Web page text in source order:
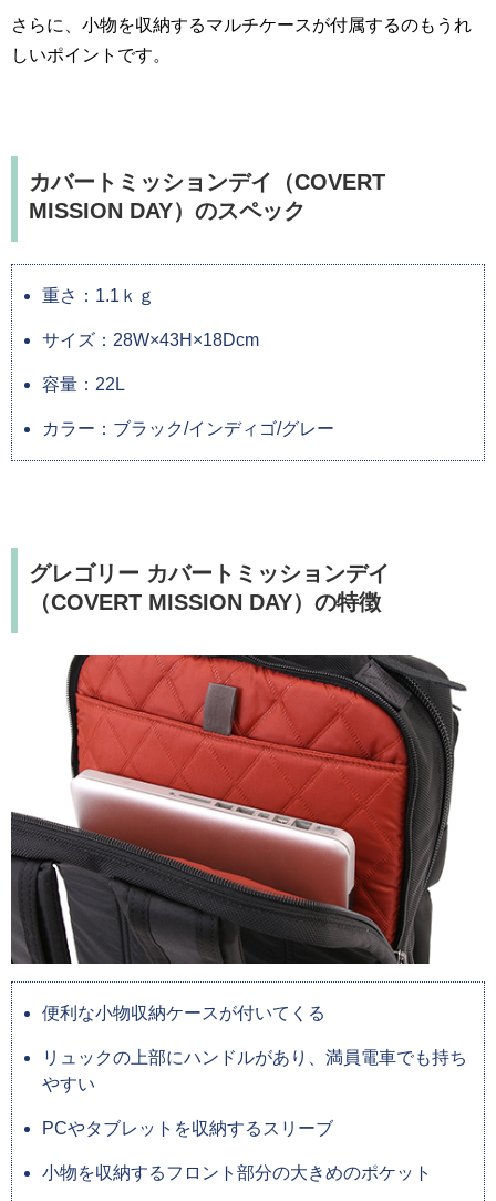
さらに、小物を収納するマルチケースが付属するのもうれ
しいポイントです。
カバートミッションデイ（COVERT
MISSION DAY）のスペック
重さ：1.1ｋｇ
サイズ：28W×43H×18Dcm
容量：22L
カラー：ブラック/インディゴ/グレー
グレゴリー カバートミッションデイ
（COVERT MISSION DAY）の特徴
便利な小物収納ケースが付いてくる
リュックの上部にハンドルがあり、満員電車でも持ち
やすい
PCやタブレットを収納するスリーブ
小物を収納するフロント部分の大きめのポケット